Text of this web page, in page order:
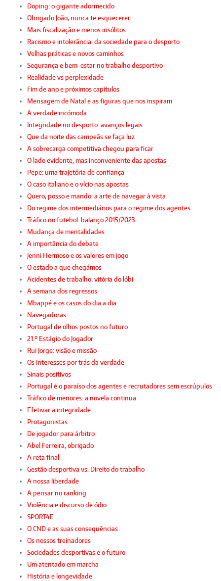
Doping: o gigante adormecido
Obrigado João, nunca te esquecerei
Mais fiscalização e menos insólitos
Racismo e intolerância: da sociedade para o desporto
Velhas práticas e novos caminhos
Segurança e bem-estar no trabalho desportivo
Realidade vs perplexidade
Fim de ano e próximos capítulos
Mensagem de Natal e as figuras que nos inspiram
A verdade incómoda
Integridade no desporto: avanços legais
Que da noite das campeãs se faça luz
A sobrecarga competitiva chegou para ficar
O lado evidente, mas inconveniente das apostas
Pepe: uma trajetória de confiança
O caso italiano e o vício nas apostas
Quero, posso e mando: a arte de navegar à vista
Do regime dos intermediários para o regime dos agentes
Tráfico no futebol: balanço 2015/2023
Mudança de mentalidades
A importância do debate
Jenni Hermoso e os valores em jogo
O estado a que chegámos
Acidentes de trabalho: vitória do lóbi
A semana dos regressos
Mbappé e os casos do dia a dia
Navegadoras
Portugal de olhos postos no futuro
21.º Estágio do Jogador
Rui Jorge: visão e missão
Os interesses por trás da verdade
Sinais positivos
Portugal é o paraíso dos agentes e recrutadores sem escrúpulos
Tráfico de menores: a novela continua
Efetivar a integridade
Protagonistas
De jogador para árbitro
Abel Ferreira, obrigado
A reta final
Gestão desportiva vs. Direito do trabalho
A nossa liberdade
A pensar no ranking
Violência e discurso de ódio
SPORT4E
O CND e as suas consequências
Os nossos treinadores
Sociedades desportivas e o futuro
Um atentado em marcha
História e longevidade